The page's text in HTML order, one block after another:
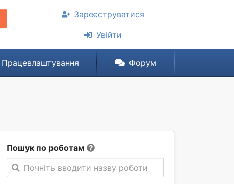
Зареєструватися
Увійти
Працевлаштування Форум
Пошук по роботам
Почніть вводити назву роботи